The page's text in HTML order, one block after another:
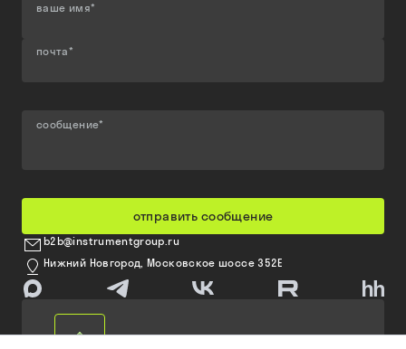
ваше имя*
почта*
сообщение*
отправить сообщение
b2b@instrumentgroup.ru
Нижний Новгород, Московское шоссе 352Е